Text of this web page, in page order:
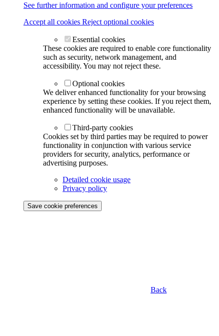
See further information and configure your preferences
Accept all cookies Reject optional cookies
Essential cookies
These cookies are required to enable core functionality
such as security, network management, and
accessibility. You may not reject these.
Optional cookies
We deliver enhanced functionality for your browsing
experience by setting these cookies. If you reject them,
enhanced functionality will be unavailable.
Third-party cookies
Cookies set by third parties may be required to power
functionality in conjunction with various service
providers for security, analytics, performance or
advertising purposes.
Detailed cookie usage
Privacy policy
Save cookie preferences
Back